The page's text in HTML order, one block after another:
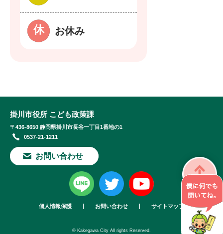
お休み
掛川市役所 こども政策課
〒436-8650 静岡県掛川市長谷一丁目1番地の1
0537-21-1211
お問い合わせ
個人情報保護 お問い合わせ サイトマップ
© Kakegawa City All rights Reserved.